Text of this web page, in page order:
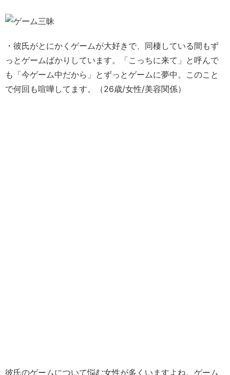
・彼氏がとにかくゲームが大好きで、同棲している間もず
っとゲームばかりしています。「こっちに来て」と呼んで
も「今ゲーム中だから」とずっとゲームに夢中。このこと
で何回も喧嘩してます。（26歳/女性/美容関係）
彼氏のゲームについて悩む女性が多くいますよね。ゲーム